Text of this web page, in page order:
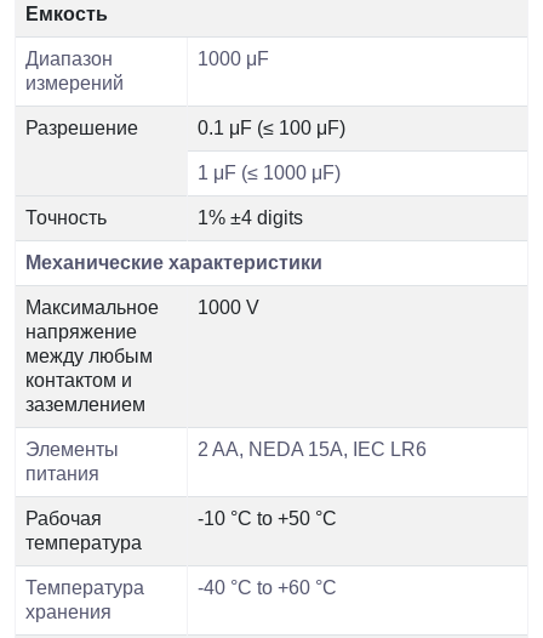
Емкость
Диапазон
измерений
1000 μF
Разрешение 0.1 μF (≤ 100 μF)
1 μF (≤ 1000 μF)
Точность 1% ±4 digits
Механические характеристики
Максимальное
напряжение
между любым
контактом и
заземлением
1000 V
Элементы
питания
2 AA, NEDA 15A, IEC LR6
Рабочая
температура
-10 °C to +50 °C
Температура
хранения
-40 °C to +60 °C